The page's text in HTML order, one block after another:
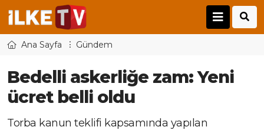
Ana Sayfa Gündem
Bedelli askerliğe zam: Yeni
ücret belli oldu
Torba kanun teklifi kapsamında yapılan